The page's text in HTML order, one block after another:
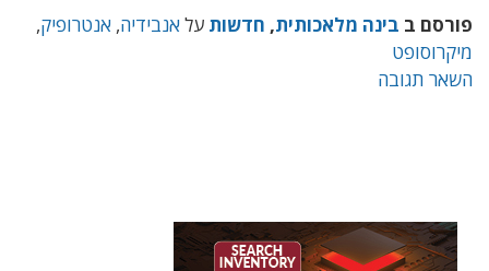
פורסם ב בינה מלאכותית, חדשות עלאנבידיה, אנטרופיק,
מיקרוסופט
השאר תגובה